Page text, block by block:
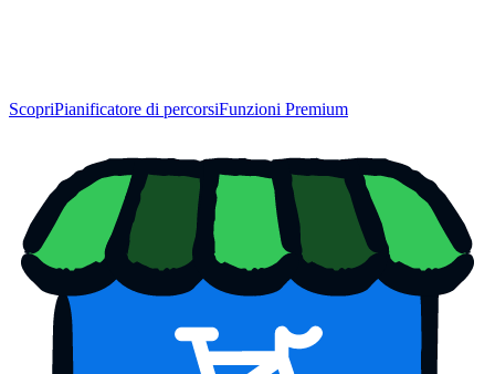
ScopriPianificatore di percorsiFunzioni Premium